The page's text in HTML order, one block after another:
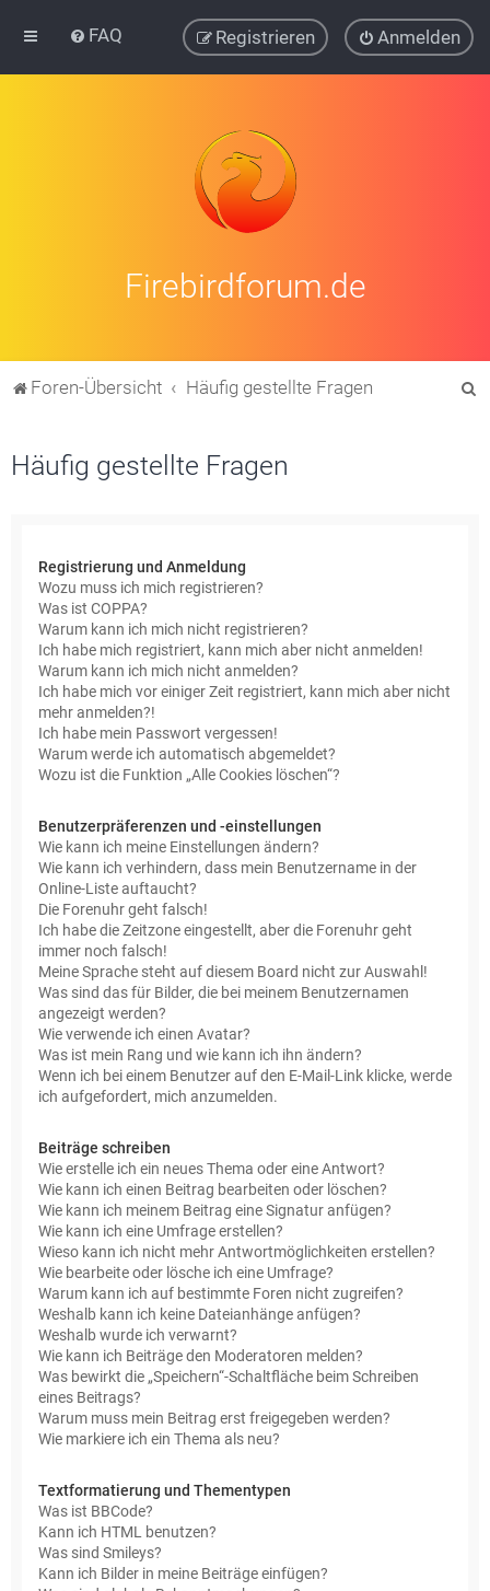
FAQ Anmelden
Registrieren
Firebirdforum.de
Foren-Übersicht Häufig gestellte Fragen
Häufig gestellte Fragen
Registrierung und Anmeldung
Wozu muss ich mich registrieren?
Was ist COPPA?
Warum kann ich mich nicht registrieren?
Ich habe mich registriert, kann mich aber nicht anmelden!
Warum kann ich mich nicht anmelden?
Ich habe mich vor einiger Zeit registriert, kann mich aber nicht
mehr anmelden?!
Ich habe mein Passwort vergessen!
Warum werde ich automatisch abgemeldet?
Wozu ist die Funktion „Alle Cookies löschen“?
Benutzerpräferenzen und -einstellungen
Wie kann ich meine Einstellungen ändern?
Wie kann ich verhindern, dass mein Benutzername in der
Online-Liste auftaucht?
Die Forenuhr geht falsch!
Ich habe die Zeitzone eingestellt, aber die Forenuhr geht
immer noch falsch!
Meine Sprache steht auf diesem Board nicht zur Auswahl!
Was sind das für Bilder, die bei meinem Benutzernamen
angezeigt werden?
Wie verwende ich einen Avatar?
Was ist mein Rang und wie kann ich ihn ändern?
Wenn ich bei einem Benutzer auf den E-Mail-Link klicke, werde
ich aufgefordert, mich anzumelden.
Beiträge schreiben
Wie erstelle ich ein neues Thema oder eine Antwort?
Wie kann ich einen Beitrag bearbeiten oder löschen?
Wie kann ich meinem Beitrag eine Signatur anfügen?
Wie kann ich eine Umfrage erstellen?
Wieso kann ich nicht mehr Antwortmöglichkeiten erstellen?
Wie bearbeite oder lösche ich eine Umfrage?
Warum kann ich auf bestimmte Foren nicht zugreifen?
Weshalb kann ich keine Dateianhänge anfügen?
Weshalb wurde ich verwarnt?
Wie kann ich Beiträge den Moderatoren melden?
Was bewirkt die „Speichern“-Schaltfläche beim Schreiben
eines Beitrags?
Warum muss mein Beitrag erst freigegeben werden?
Wie markiere ich ein Thema als neu?
Textformatierung und Thementypen
Was ist BBCode?
Kann ich HTML benutzen?
Was sind Smileys?
Kann ich Bilder in meine Beiträge einfügen?